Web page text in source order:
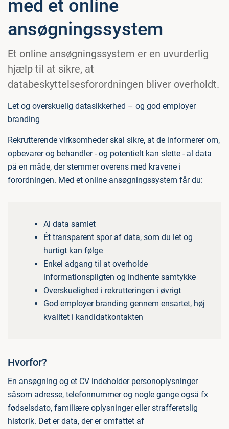
med et online
ansøgningssystem
Et online ansøgningssystem er en uvurderlig
hjælp til at sikre, at
databeskyttelsesforordningen bliver overholdt.
Let og overskuelig datasikkerhed – og god employer
branding
Rekrutterende virksomheder skal sikre, at de informerer om,
opbevarer og behandler - og potentielt kan slette - al data
på en måde, der stemmer overens med kravene i
forordningen. Med et online ansøgningssystem får du:
Al data samlet
Ét transparent spor af data, som du let og
hurtigt kan følge
Enkel adgang til at overholde
informationspligten og indhente samtykke
Overskuelighed i rekrutteringen i øvrigt
God employer branding gennem ensartet, høj
kvalitet i kandidatkontakten
Hvorfor?
En ansøgning og et CV indeholder personoplysninger
såsom adresse, telefonnummer og nogle gange også fx
fødselsdato, familiære oplysninger eller strafferetslig
historik. Det er data, der er omfattet af